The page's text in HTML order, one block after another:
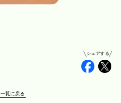
シェアする
一覧に戻る